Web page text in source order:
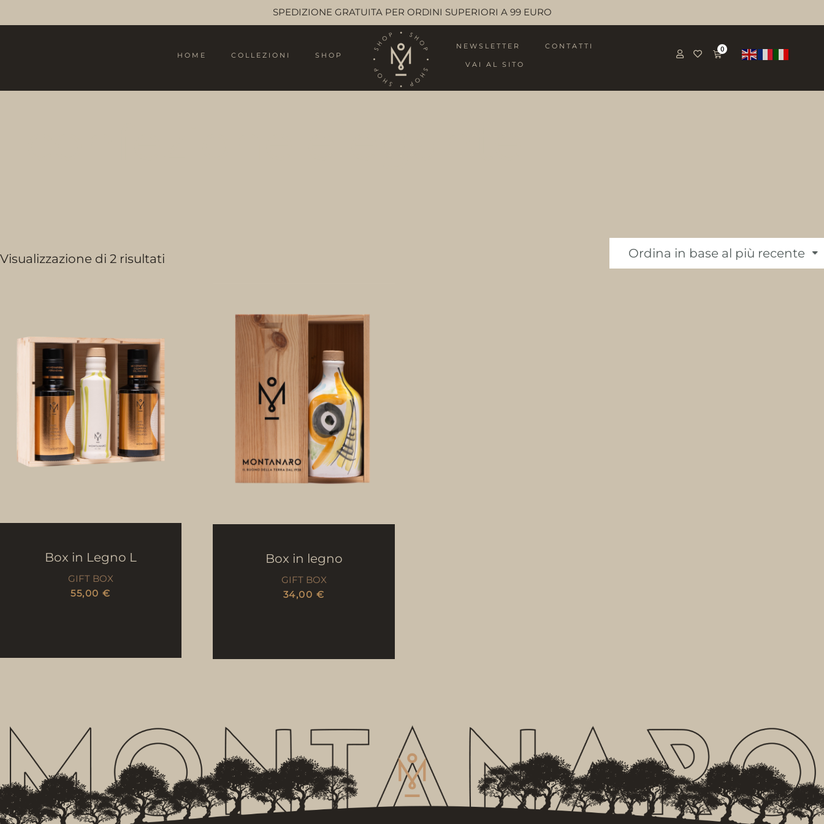
SPEDIZIONE GRATUITA PER ORDINI SUPERIORI A 99 EURO
HOME COLLEZIONI SHOP
NEWSLETTER CONTATTI
VAI AL SITO
0
Visualizzazione di 2 risultati
Box in Legno L
GIFT BOX
55,00€
Box in legno
GIFT BOX
34,00 €